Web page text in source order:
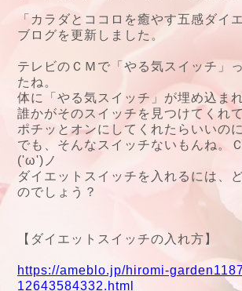
「カラダとココロを癒やす五感ダイ
ブログを更新しました。
テレビのＣＭで「やる気スイッチ」
たね。
体に「やる気スイッチ」が埋め込ま
誰かがそのスイッチを見つけてくれて
ポチッとオンにしてくれたらいいの
でも、そんなスイッチないもんね。
('ω')ノ
ダイエットスイッチを入れるには、
のでしょう？
【ダイエットスイッチの入れ方】
https://ameblo.jp/hiromi-
12643584332.html